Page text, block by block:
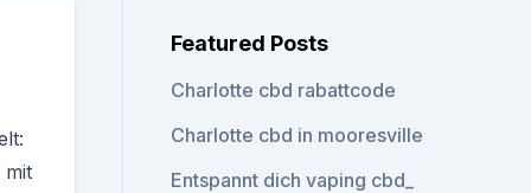
mit
Featured Posts
Charlotte cbd rabattcode
Charlotte cbd in mooresville
Entspannt dich vaping cbd_